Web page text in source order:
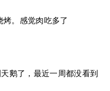
。感觉肉吃多了
鹅了，最近一周都没看到